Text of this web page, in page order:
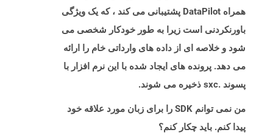
همراه DataPilot پشتیبانی می کند ، که یک ویژگی
باورنکردنی است زیرا به طور خودکار شخصی می
شود و خلاصه ای از داده های وارداتی خام را ارائه
می دهد. پرونده های ایجاد شده با این نرم افزار با
پسوند .sxc ذخیره می شوند.
من نمی توانم SDK را برای زبان مورد علاقه خود
پیدا کنم. باید چکار کنم؟